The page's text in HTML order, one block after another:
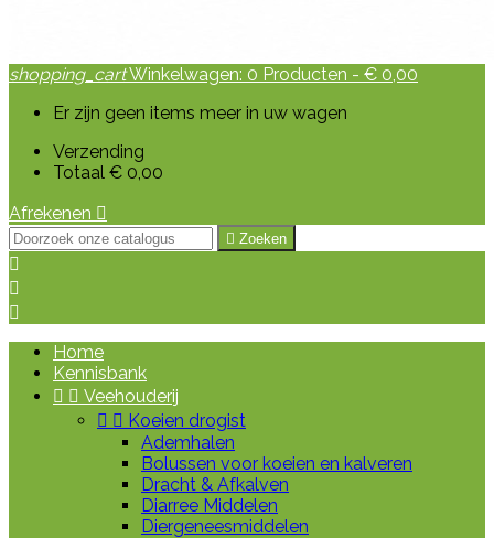
shopping_cartWinkelwagen: 0 Producten - € 0,00
Er zijn geen items meer in uw wagen
Verzending
Totaal € 0,00
Afrekenen 
 Zoeken



Home
Kennisbank
  Veehouderij
  Koeien drogist
Ademhalen
Bolussen voor koeien en kalveren
Dracht & Afkalven
Diarree Middelen
Diergeneesmiddelen